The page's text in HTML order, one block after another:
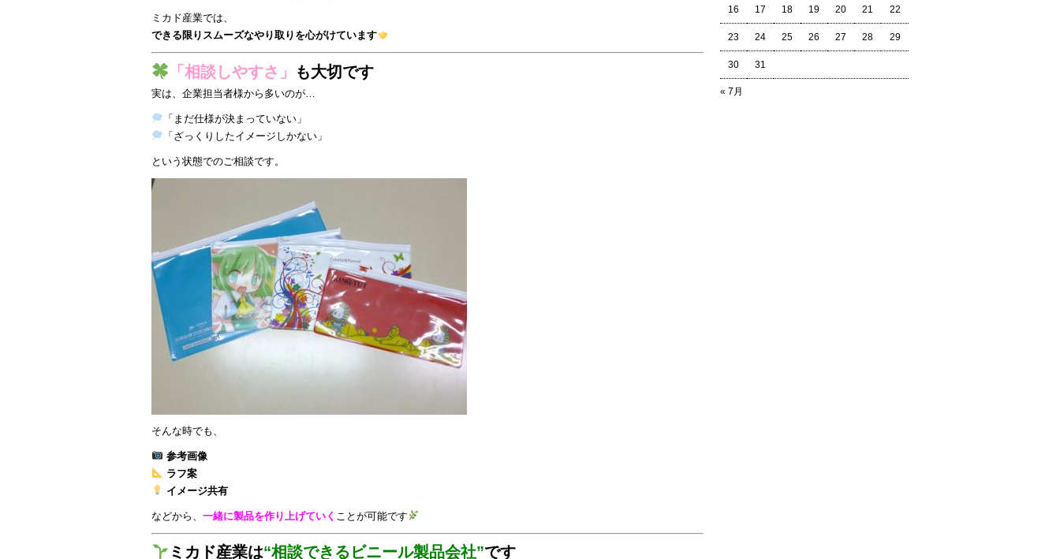
ミカド産業では、
できる限りスムーズなやり取りを心がけています
「相談しやすさ」 も大切です
実は、企業担当者様から多いのが…
「まだ仕様が決まっていない」
「ざっくりしたイメージしかない」
という状態でのご相談です。
そんな時でも、
参考画像
ラフ案
イメージ共有
などから、 一緒に製品を作り上げていく ことが可能です
ミカド産業は“相談できるビニール製品会社”です
« 7月
16 17 18 19 20 21 22
23 24 25 26 27 28 29
30 31